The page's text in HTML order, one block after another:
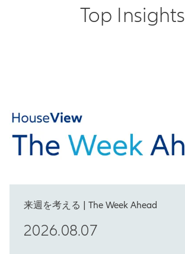
Top Insights
来週を考える | The Week Ahead
2026.08.07